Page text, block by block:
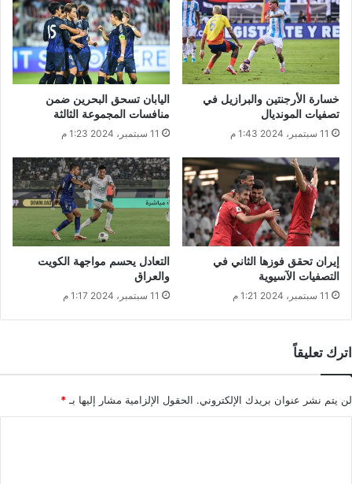
خسارة الأرجنتين والبرازيل في
تصفيات المونديال
11 سبتمبر، 2024 1:43 م
اليابان تسحق البحرين ضمن
منافسات المجموعة الثالثة
11 سبتمبر، 2024 1:23 م
إيران تحقق فوزها الثاني في
التصفيات الآسيوية
11 سبتمبر، 2024 1:21 م
التعادل يحسم مواجهة الكويت
والعراق
11 سبتمبر، 2024 1:17 م
اترك تعليقاً
لن يتم نشر عنوان بريدك الإلكتروني. الحقول الإلزامية مشار إليها بـ *